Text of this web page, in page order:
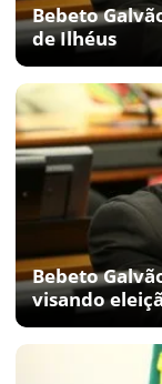
Bebeto
de Ilhéus
Bebeto
visando